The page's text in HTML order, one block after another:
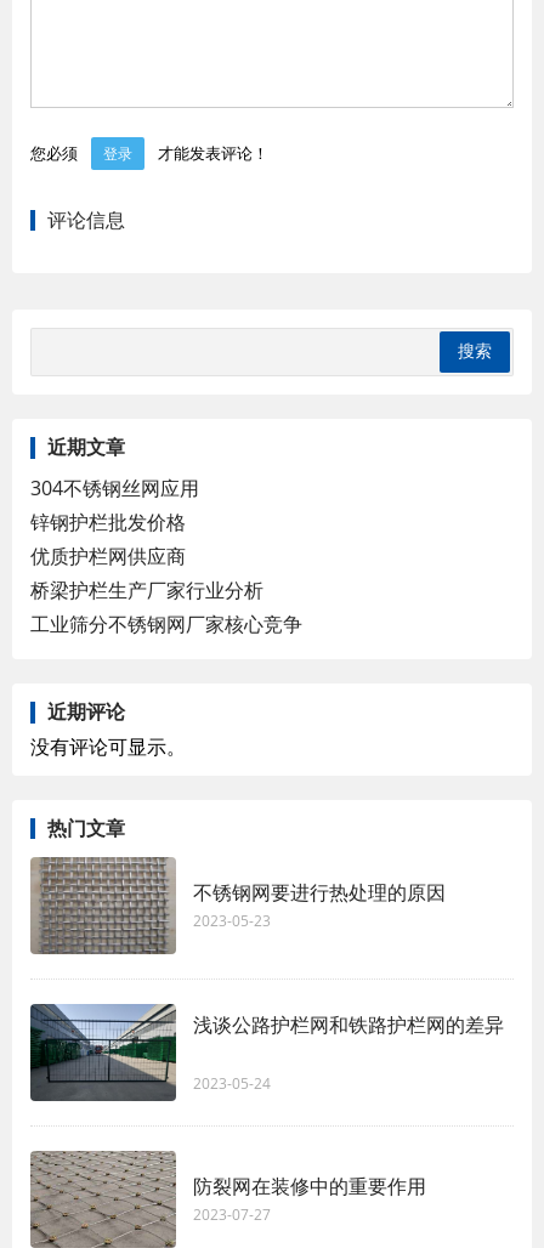
您必须 登录 才能发表评论！
评论信息
近期文章
304不锈钢丝网应用
锌钢护栏批发价格
优质护栏网供应商
桥梁护栏生产厂家行业分析
工业筛分不锈钢网厂家核心竞争
近期评论
没有评论可显示。
热门文章
不锈钢网要进行热处理的原因
2023-05-23
浅谈公路护栏网和铁路护栏网的差异
2023-05-24
防裂网在装修中的重要作用
2023-07-27